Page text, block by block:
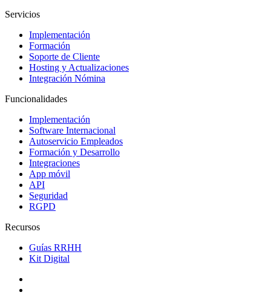
Servicios
Implementación
Formación
Soporte de Cliente
Hosting y Actualizaciones
Integración Nómina
Funcionalidades
Implementación
Software Internacional
Autoservicio Empleados
Formación y Desarrollo
Integraciones
App móvil
API
Seguridad
RGPD
Recursos
Guías RRHH
Kit Digital